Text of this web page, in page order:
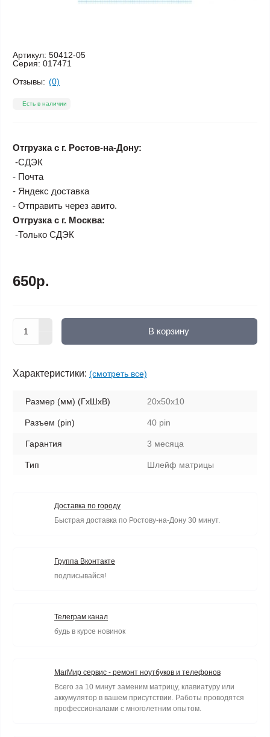
Артикул: 50412-05
Серия: 017471
Отзывы: (0)
Есть в наличии
Отгрузка с г. Ростов-на-Дону:
-СДЭК
- Почта
- Яндекс доставка
- Отправить через авито.
Отгрузка с г. Москва:
-Только СДЭК
650р.
В корзину
Характеристики: (смотреть все)
Размер (мм) (ГхШхВ) 20x50x10
Разъем (pin) 40 pin
Гарантия 3 месяца
Тип Шлейф матрицы
Доставка по городу
Быстрая доставка по Ростову-на-Дону 30 минут.
Группа Вконтакте
подписывайся!
Телеграм канал
будь в курсе новинок
МагМир сервис - ремонт ноутбуков и телефонов
Всего за 10 минут заменим матрицу, клавиатуру или
аккумулятор в вашем присутствии. Работы проводятся
профессионалами с многолетним опытом.